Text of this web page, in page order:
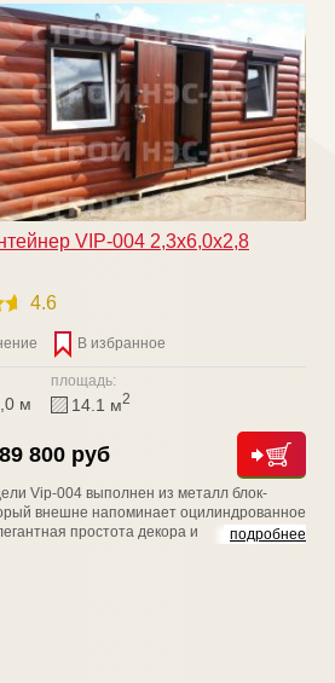
VIP-004 2,3х6,0х2,8
4.6
В избранное
м
площадь:
14.1 м2
800 руб
подробнее
Vip-004 выполнен из металл блок-
внешне напоминает оцилиндрованное
простота декора и